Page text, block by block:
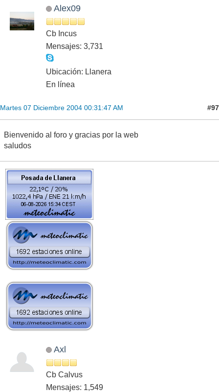
Alex09
Cb Incus
Mensajes: 3,731
Ubicación: Llanera
En línea
Martes 07 Diciembre 2004 00:31:47 AM #97
Bienvenido al foro y gracias por la web
saludos
Axl
Cb Calvus
Mensajes: 1,549